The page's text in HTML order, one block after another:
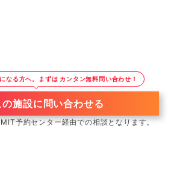
なる方へ。まずは カンタン無料問い合わせ！
の施設に問い合わせる
予約センター経由での相談となります。